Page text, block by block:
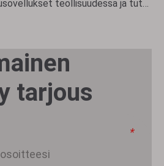
Optisten peilien huippusovellukset teollisuudessa ja tutkimuksessa
tarjous
*